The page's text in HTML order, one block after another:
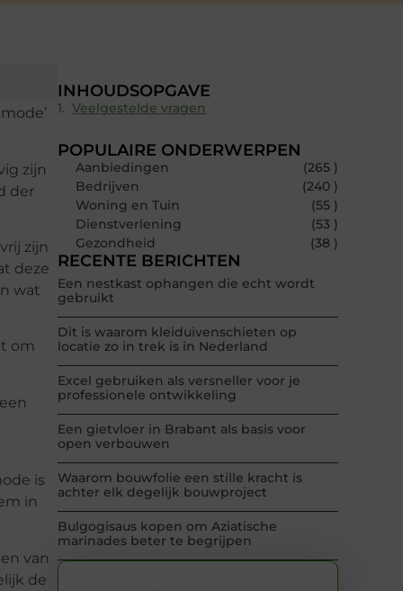
zijn
der
zijn
deze
wat
om
is
in
van
de
INHOUDSOPGAVE
Veelgestelde vragen
POPULAIRE ONDERWERPEN
Aanbiedingen
(265 )
Bedrijven
(240 )
Woning en Tuin
(55 )
Dienstverlening
(53 )
Gezondheid
(38 )
RECENTE BERICHTEN
Een nestkast ophangen die echt wordt
gebruikt
Dit is waarom kleiduivenschieten op
locatie zo in trek is in Nederland
Excel gebruiken als versneller voor je
professionele ontwikkeling
Een gietvloer in Brabant als basis voor
open verbouwen
Waarom bouwfolie een stille kracht is
achter elk degelijk bouwproject
Bulgogisaus kopen om Aziatische
marinades beter te begrijpen